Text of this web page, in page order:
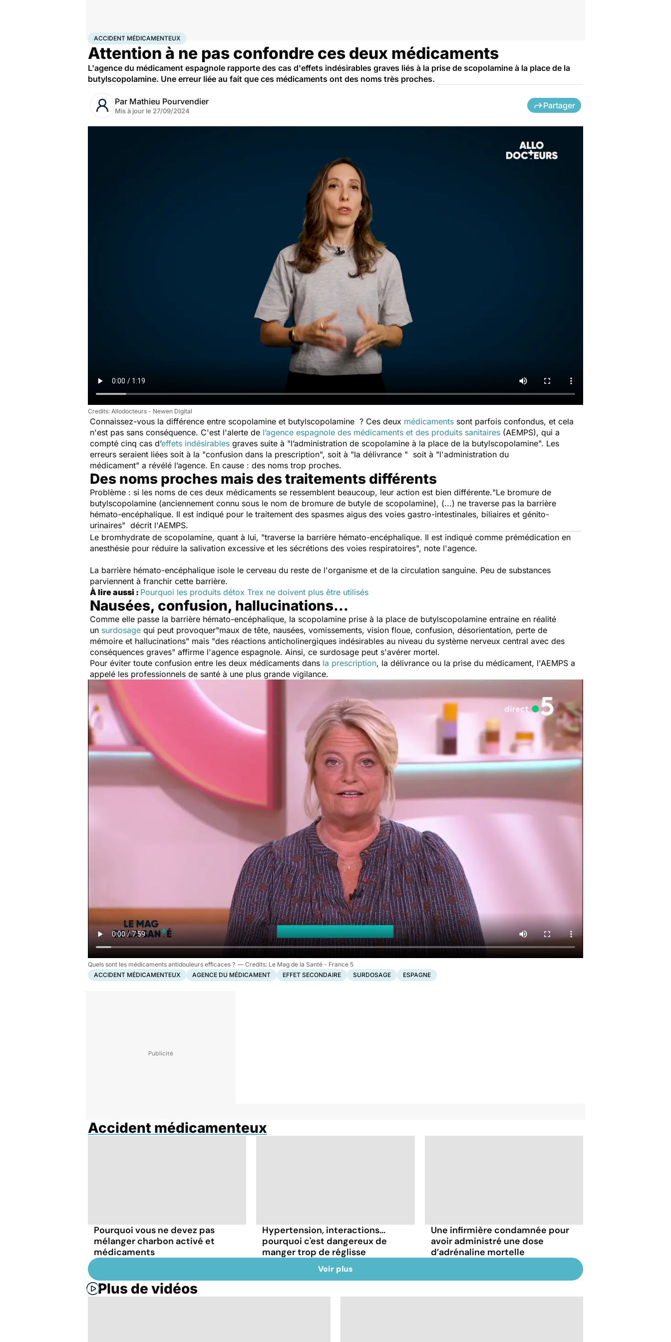
AccueilSanté MédicamentsAccident médicamenteux
ACCIDENT MÉDICAMENTEUX
Attention à ne pas confondre ces deux médicaments
L'agence du médicament espagnole rapporte des cas d'effets indésirables graves liés à la prise de scopolamine à la place de la
butylscopolamine. Une erreur liée au fait que ces médicaments ont des noms très proches.
Par Mathieu Pourvendier
Mis à jour le 27/09/2024
Partager
Allodocteurs - Newen Digital
Connaissez-vous la différence entre scopolamine et butylscopolamine ? Ces deux médicaments sont parfois confondus, et cela
n'est pas sans conséquence. C'est l'alerte de l’agence espagnole des médicaments et des produits sanitaires (AEMPS), qui a
compté cinq cas d’effets indésirables graves suite à "l’administration de scopolamine à la place de la butylscopolamine". Les
erreurs seraient liées soit à la "confusion dans la prescription", soit à "la délivrance " soit à "l'administration du
médicament" a révélé l’agence. En cause : des noms trop proches.
Des noms proches mais des traitements différents
Problème : si les noms de ces deux médicaments se ressemblent beaucoup, leur action est bien différente."Le bromure de
butylscopolamine (anciennement connu sous le nom de bromure de butyle de scopolamine), (...) ne traverse pas la barrière
hémato-encéphalique. Il est indiqué pour le traitement des spasmes aigus des voies gastro-intestinales, biliaires et génito-
urinaires" décrit l'AEMPS.
Le bromhydrate de scopolamine, quant à lui, "traverse la barrière hémato-encéphalique. Il est indiqué comme prémédication en
anesthésie pour réduire la salivation excessive et les sécrétions des voies respiratoires", note l'agence.
La barrière hémato-encéphalique isole le cerveau du reste de l'organisme et de la circulation sanguine. Peu de substances
parviennent à franchir cette barrière.
À lire aussi : Pourquoi les produits détox Trex ne doivent plus être utilisés
Nausées, confusion, hallucinations...
Comme elle passe la barrière hémato-encéphalique, la scopolamine prise à la place de butylscopolamine entraine en réalité
un surdosage qui peut provoquer"maux de tête, nausées, vomissements, vision floue, confusion, désorientation, perte de
mémoire et hallucinations" mais "des réactions anticholinergiques indésirables au niveau du système nerveux central avec des
conséquences graves" affirme l'agence espagnole. Ainsi, ce surdosage peut s'avérer mortel.
Pour éviter toute confusion entre les deux médicaments dans la prescription, la délivrance ou la prise du médicament, l'AEMPS a
appelé les professionnels de santé à une plus grande vigilance.
Quels sont les médicaments antidouleurs efficaces ?
Le Mag de la Santé - France 5
ACCIDENT MÉDICAMENTEUX
AGENCE DU MÉDICAMENT EFFET SECONDAIRE SURDOSAGE ESPAGNE
Accident médicamenteux
Pourquoi vous ne devez pas
mélanger charbon activé et
médicaments
Hypertension, interactions...
pourquoi c'est dangereux de
manger trop de réglisse
Une infirmière condamnée pour
avoir administré une dose
d’adrénaline mortelle
Voir plus
Plus de vidéos